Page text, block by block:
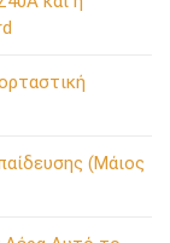
(Μάιος